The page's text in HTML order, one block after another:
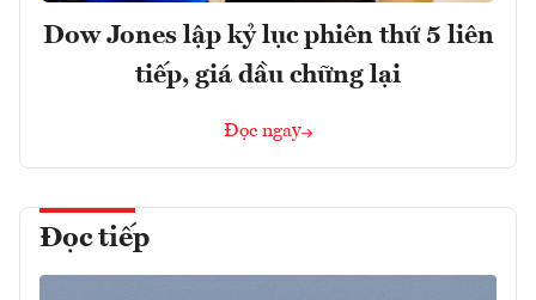
Dow Jones lập kỷ lục phiên thứ 5 liên
tiếp, giá dầu chững lại
Đọc ngay
Đọc tiếp